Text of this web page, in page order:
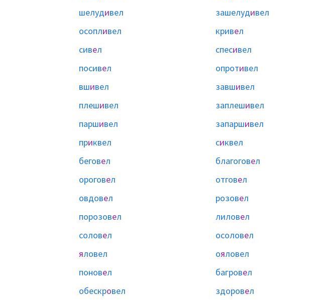
шелудивел зашелудивел
осопливел кривел
сивел спесивел
посивел опротивел
вшивел завшивел
плешивел заплешивел
паршивел запаршивел
приквел сиквел
беговел благоговел
ороговел отговел
овдовел розовел
порозовел лиловел
соловел осоловел
яловел ояловел
поновел багровел
обескровел здоровел